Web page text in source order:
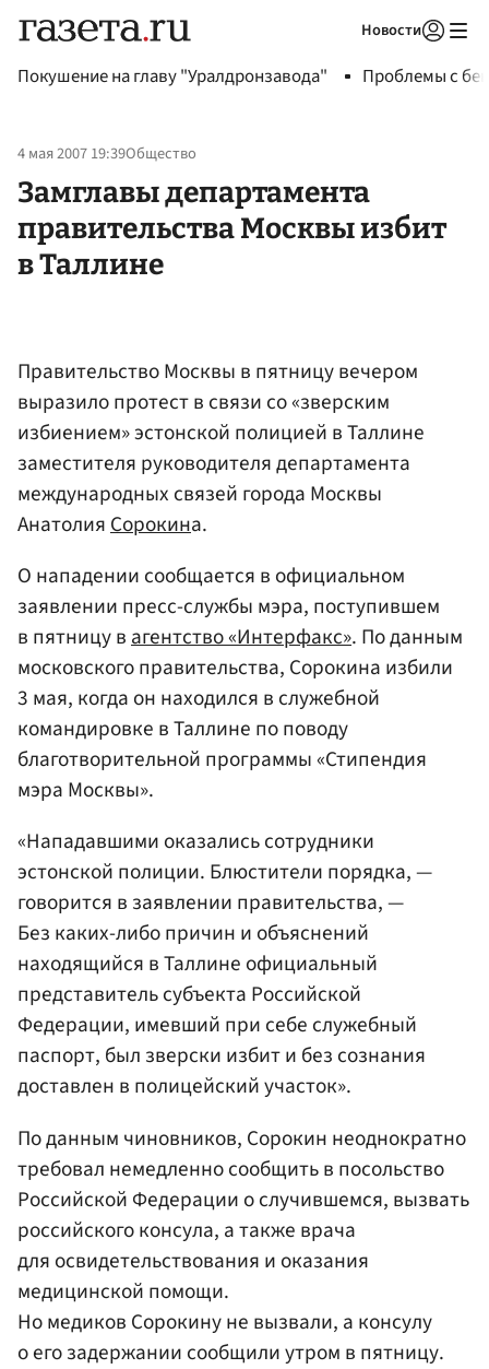
Новости
Покушение на главу "Уралдронзавода" Проблемы с
4 мая 2007 19:39Общество
Замглавы департамента
правительства Москвы избит
в Таллине
Правительство Москвы в пятницу вечером
выразило протест в связи со «зверским
избиением» эстонской полицией в Таллине
заместителя руководителя департамента
международных связей города Москвы
АнатолияСорокина.
О нападении сообщается в официальном
заявлении пресс-службы мэра, поступившем
в пятницу вагентство «Интерфакс». По данным
московского правительства, Сорокина избили
3 мая, когда он находился в служебной
командировке в Таллине по поводу
благотворительной программы «Стипендия
мэра Москвы».
«Нападавшими оказались сотрудники
эстонской полиции. Блюстители порядка, —
говорится в заявлении правительства, —
Без каких-либо причин и объяснений
находящийся в Таллине официальный
представитель субъекта Российской
Федерации, имевший при себе служебный
паспорт, был зверски избит и без сознания
доставлен в полицейский участок».
По данным чиновников, Сорокин неоднократно
требовал немедленно сообщить в посольство
Российской Федерации о случившемся, вызвать
российского консула, а также врача
для освидетельствования и оказания
медицинской помощи.
Но медиков Сорокину не вызвали, а консулу
о его задержании сообщили утром в пятницу.